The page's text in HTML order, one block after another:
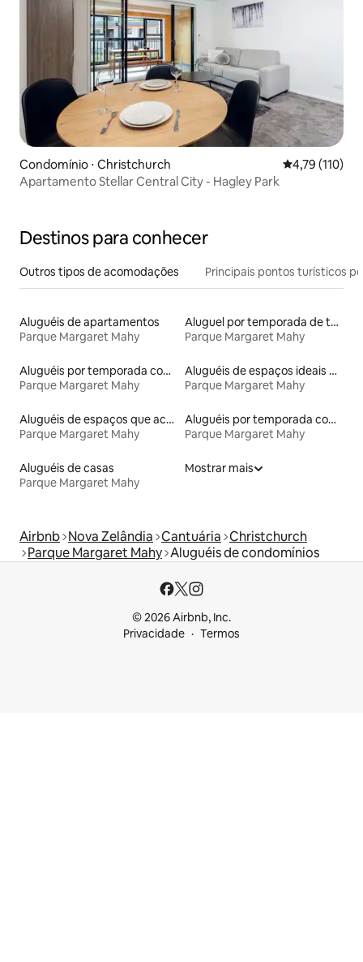
Condomínio ⋅ Christchurch 4,79 de uma
4,79 (110)
Apartamento Stellar Central City - Hagley Park
Destinos para conhecer
Outros tipos de acomodações Principais pontos turísticos
Aluguéis de apartamentos
Parque Margaret Mahy
Aluguel por temporada de townhouses
Parque Margaret Mahy
Aluguéis por temporada com café da manhã
Parque Margaret Mahy
Aluguéis de espaços ideais para famílias
Parque Margaret Mahy
Aluguéis de espaços que aceitam animais de estimação
Parque Margaret Mahy
Aluguéis por temporada com banheira de hidromassagem
Parque Margaret Mahy
Aluguéis de casas
Parque Margaret Mahy
Mostrar mais
Airbnb Nova Zelândia Cantuária Christchurch
Parque Margaret Mahy Aluguéis de condomínios
© 2026 Airbnb, Inc.
Privacidade
Termos